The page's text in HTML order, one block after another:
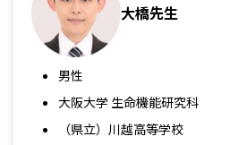
大橋先生
男性
大阪大学 生命機能研究科
（県立）川越高等学校